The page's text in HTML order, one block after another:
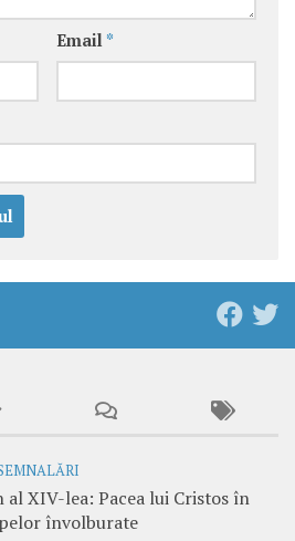
Email *
al XIV-lea: Pacea lui Cristos în
învolburate